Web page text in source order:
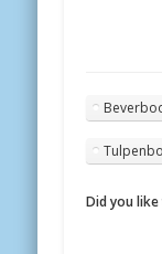
Did you